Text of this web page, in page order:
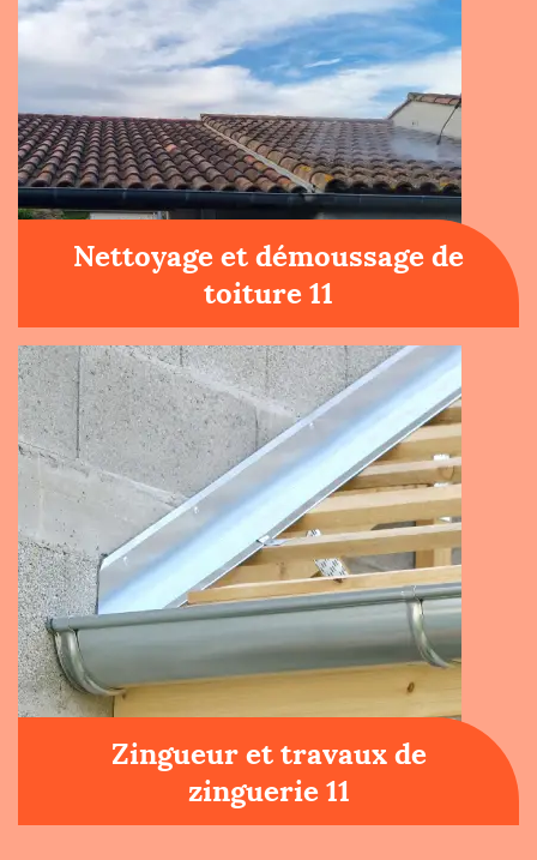
Nettoyage et démoussage de
toiture 11
Zingueur et travaux de
zinguerie 11